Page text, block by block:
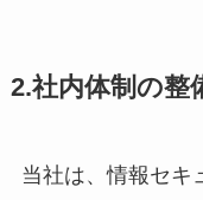
2.社内体制の整
当社は、情報セキ